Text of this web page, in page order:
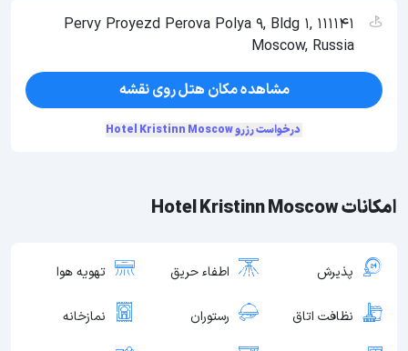
امکانات Hotel Kristinn Moscow
پذیرش اطفاء حریق تهویه هوا
نظافت اتاق رستوران نمازخانه
Pervy Proyezd Perova Polya 9, Bldg 1, 111141
Moscow, Russia
مشاهده مکان هتل روی نقشه
درخواست رزرو Hotel Kristinn Moscow